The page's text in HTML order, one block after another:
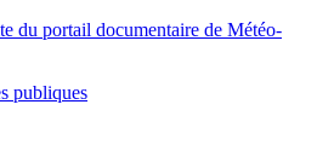
du portail documentaire de Météo-
publiques